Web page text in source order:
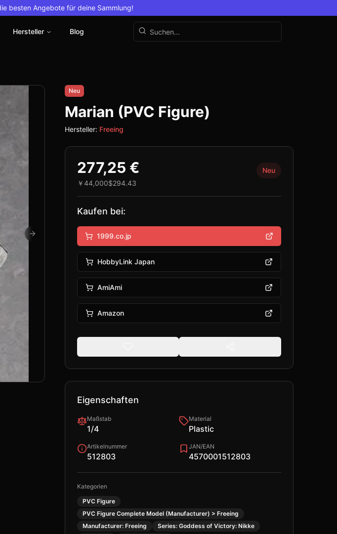
besten Angebote für deine Sammlung!
Hersteller Blog
Next slide
Neu
Marian (PVC Figure)
Hersteller: Freeing
277,25 €
￥44,000$294.43
Neu
Kaufen bei:
1999.co.jp
HobbyLink Japan
AmiAmi
Amazon
Eigenschaften
Maßstab
1/4
Material
Plastic
Artikelnummer
512803
JAN/EAN
4570001512803
Kategorien
PVC Figure
PVC Figure Complete Model (Manufacturer) > Freeing
Manufacturer: Freeing
Series: Goddess of Victory: Nikke